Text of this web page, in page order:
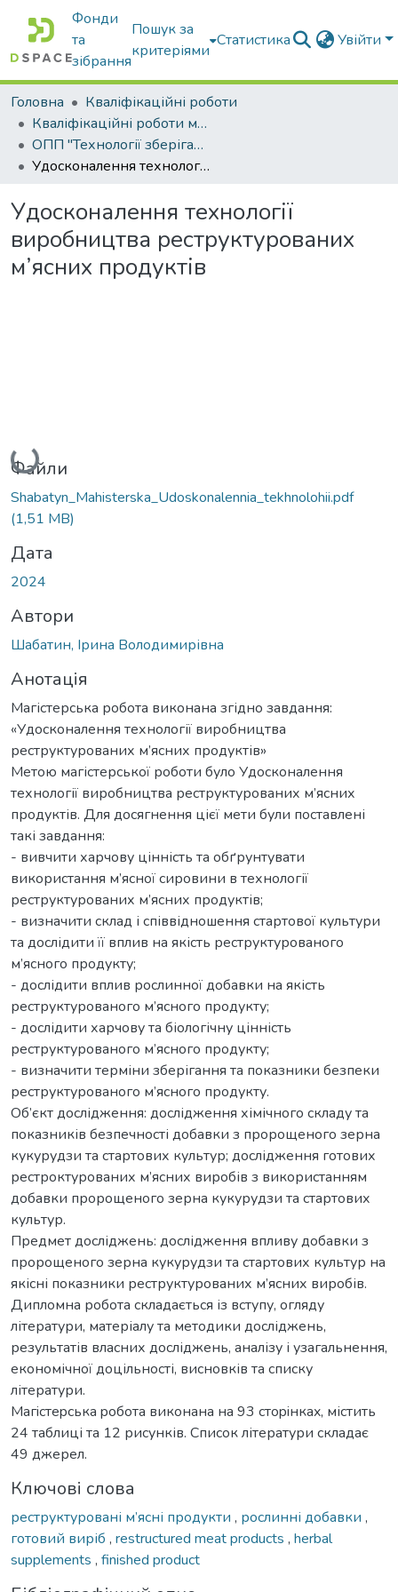
Фонди
та
зібрання
Пошук за
критеріями
Статистика Увійти
Головна
Кваліфікаційні роботи
Кваліфікаційні роботи магістрів
ОПП "Технології зберігання, консервування та переробки м’яса"
Удосконалення технології виробництва реструктурованих м’ясних продуктів
Удосконалення технології
виробництва реструктурованих
м’ясних продуктів
Вантажиться...
Файли
Shabatyn_Mahisterska_Udoskonalennia_tekhnolohii.pdf
(1,51 MB)
Дата
2024
Автори
Шабатин, Ірина Володимирівна
Анотація
Магістерська робота виконана згідно завдання:
«Удосконалення технології виробництва
реструктурованих м’ясних продуктів»
Метою магістерської роботи було Удосконалення
технології виробництва реструктурованих м’ясних
продуктів. Для досягнення цієї мети були поставлені
такі завдання:
- вивчити харчову цінність та обґрунтувати
використання м’ясної сировини в технології
реструктурованих м’ясних продуктів;
- визначити склад і співвідношення стартової культури
та дослідити її вплив на якість реструктурованого
м’ясного продукту;
- дослідити вплив рослинної добавки на якість
реструктурованого м’ясного продукту;
- дослідити харчову та біологічну цінність
реструктурованого м’ясного продукту;
- визначити терміни зберігання та показники безпеки
реструктурованого м’ясного продукту.
Об’єкт дослідження: дослідження хімічного складу та
показників безпечності добавки з пророщеного зерна
кукурудзи та стартових культур; дослідження готових
рестроктурованих м’ясних виробів з використанням
добавки пророщеного зерна кукурудзи та стартових
культур.
Предмет досліджень: дослідження впливу добавки з
пророщеного зерна кукурудзи та стартових культур на
якісні показники реструктурованих м’ясних виробів.
Дипломна робота складається із вступу, oгляду
літератури, матеріалу та методики досліджень,
результатів власних досліджень, аналізу і узагальнення,
економічної доцільності, висновків та списку
літератури.
Мaгicтepcькa poбoтa викoнaнa нa 93 cтopiнкax, містить
24 таблиці та 12 рисунків. Список літератури складає
49 джерел.
Ключові слова
реструктуровані м’ясні продукти , рослинні добавки ,
готовий виріб , restructured meat products , herbal
supplements , finished product